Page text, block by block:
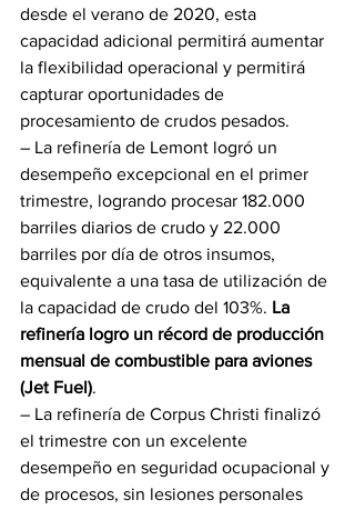
desde el verano de 2020, esta
capacidad adicional permitirá aumentar
la flexibilidad operacional y permitirá
capturar oportunidades de
procesamiento de crudos pesados.
– La refinería de Lemont logró un
desempeño excepcional en el primer
trimestre, logrando procesar 182.000
barriles diarios de crudo y 22.000
barriles por día de otros insumos,
equivalente a una tasa de utilización de
la capacidad de crudo del 103%. La
refinería logro un récord de producción
mensual de combustible para aviones
(Jet Fuel).
– La refinería de Corpus Christi finalizó
el trimestre con un excelente
desempeño en seguridad ocupacional y
de procesos, sin lesiones personales